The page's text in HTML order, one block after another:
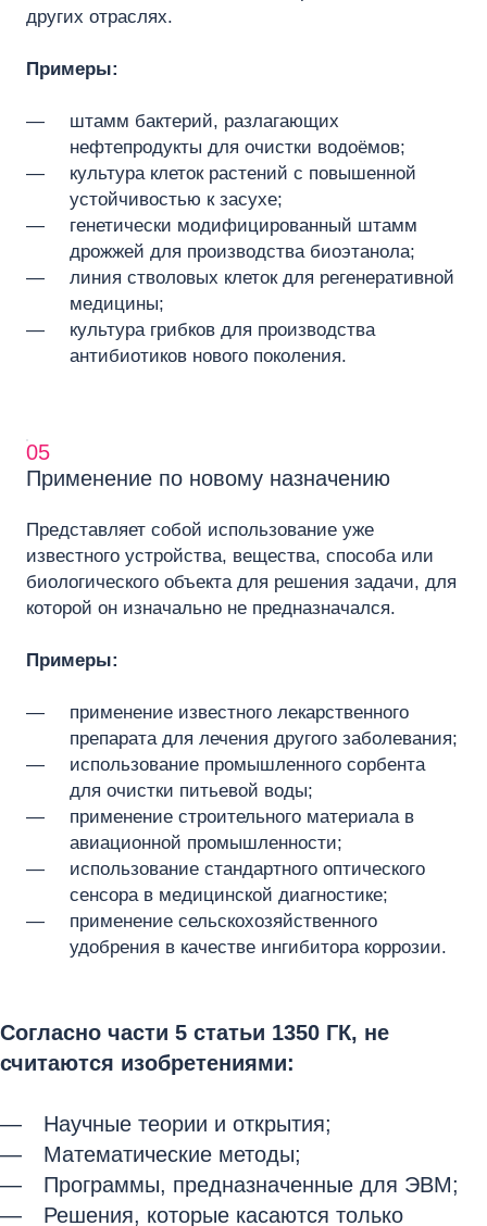
других отраслях.
Примеры:
штамм бактерий, разлагающих
нефтепродукты для очистки водоёмов;
культура клеток растений с повышенной
устойчивостью к засухе;
генетически модифицированный штамм
дрожжей для производства биоэтанола;
линия стволовых клеток для регенеративной
медицины;
культура грибков для производства
антибиотиков нового поколения.
05
Применение по новому назначению
Представляет собой использование уже
известного устройства, вещества, способа или
биологического объекта для решения задачи, для
которой он изначально не предназначался.
Примеры:
применение известного лекарственного
препарата для лечения другого заболевания;
использование промышленного сорбента
для очистки питьевой воды;
применение строительного материала в
авиационной промышленности;
использование стандартного оптического
сенсора в медицинской диагностике;
применение сельскохозяйственного
удобрения в качестве ингибитора коррозии.
Согласно части 5 статьи 1350 ГК, не
считаются изобретениями:
Научные теории и открытия;
Математические методы;
Программы, предназначенные для ЭВМ;
Решения, которые касаются только